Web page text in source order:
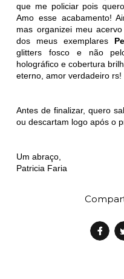
que me policiar pois
Amo esse acabamento!
mas organizei meu
dos meus exemplares
glitters fosco e não
holográfico e cobertura
eterno, amor verdadeiro rs!
Antes de finalizar, quero
ou descartam logo após o
Um abraço,
Patricia Faria